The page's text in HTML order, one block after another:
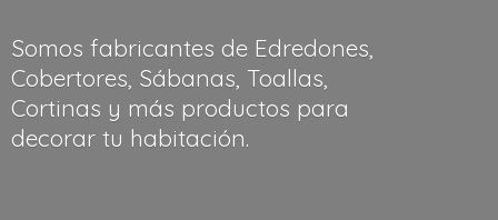
Somos fabricantes de Edredones,
Cobertores, Sábanas, Toallas,
Cortinas y más productos para
decorar tu habitación.